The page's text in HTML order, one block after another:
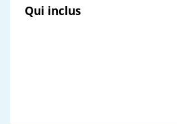
Qui inclus